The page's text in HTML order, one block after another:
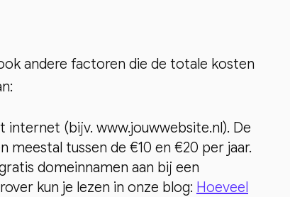
andere factoren die de totale kosten
internet (bijv. www.jouwwebsite.nl). De
meestal tussen de €10 en €20 per jaar.
domeinnamen aan bij een
kun je lezen in onze blog: Hoeveel